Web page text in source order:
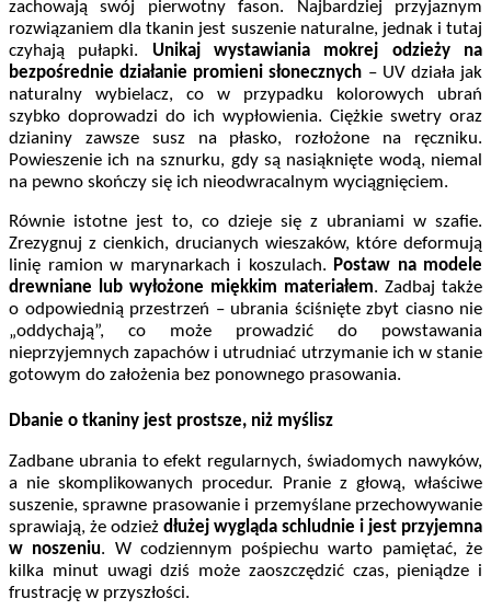
zachowają swój pierwotny fason. Najbardziej przyjaznym
rozwiązaniem dla tkanin jest suszenie naturalne, jednak i tutaj
czyhają pułapki. Unikaj wystawiania mokrej odzieży na
bezpośrednie działanie promieni słonecznych – UV działa jak
naturalny wybielacz, co w przypadku kolorowych ubrań
szybko doprowadzi do ich wypłowienia. Ciężkie swetry oraz
dzianiny zawsze susz na płasko, rozłożone na ręczniku.
Powieszenie ich na sznurku, gdy są nasiąknięte wodą, niemal
na pewno skończy się ich nieodwracalnym wyciągnięciem.
Równie istotne jest to, co dzieje się z ubraniami w szafie.
Zrezygnuj z cienkich, drucianych wieszaków, które deformują
linię ramion w marynarkach i koszulach. Postaw na modele
drewniane lub wyłożone miękkim materiałem. Zadbaj także
o odpowiednią przestrzeń – ubrania ściśnięte zbyt ciasno nie
„oddychają”, co może prowadzić do powstawania
nieprzyjemnych zapachów i utrudniać utrzymanie ich w stanie
gotowym do założenia bez ponownego prasowania.
Dbanie o tkaniny jest prostsze, niż myślisz
Zadbane ubrania to efekt regularnych, świadomych nawyków,
a nie skomplikowanych procedur. Pranie z głową, właściwe
suszenie, sprawne prasowanie i przemyślane przechowywanie
sprawiają, że odzież dłużej wygląda schludnie i jest przyjemna
w noszeniu. W codziennym pośpiechu warto pamiętać, że
kilka minut uwagi dziś może zaoszczędzić czas, pieniądze i
frustrację w przyszłości.